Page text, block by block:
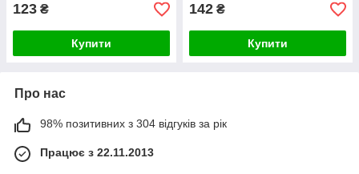
123 ₴
Купити
142 ₴
Купити
Про нас
98% позитивних з 304 відгуків за рік
Працює з 22.11.2013